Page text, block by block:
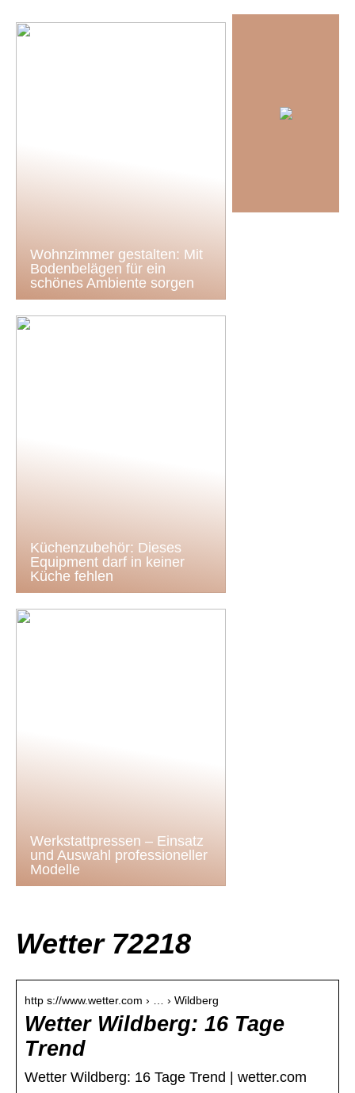
Wohnzimmer gestalten: Mit
Bodenbelägen für ein
schönes Ambiente sorgen
Küchenzubehör: Dieses
Equipment darf in keiner
Küche fehlen
Werkstattpressen – Einsatz
und Auswahl professioneller
Modelle
Wetter 72218
http s://www.wetter.com › … › Wildberg
Wetter Wildberg: 16 Tage
Trend
Wetter Wildberg: 16 Tage Trend | wetter.com